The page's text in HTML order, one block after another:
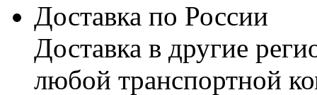
Доставка по России
Доставка в другие
любой транспортной